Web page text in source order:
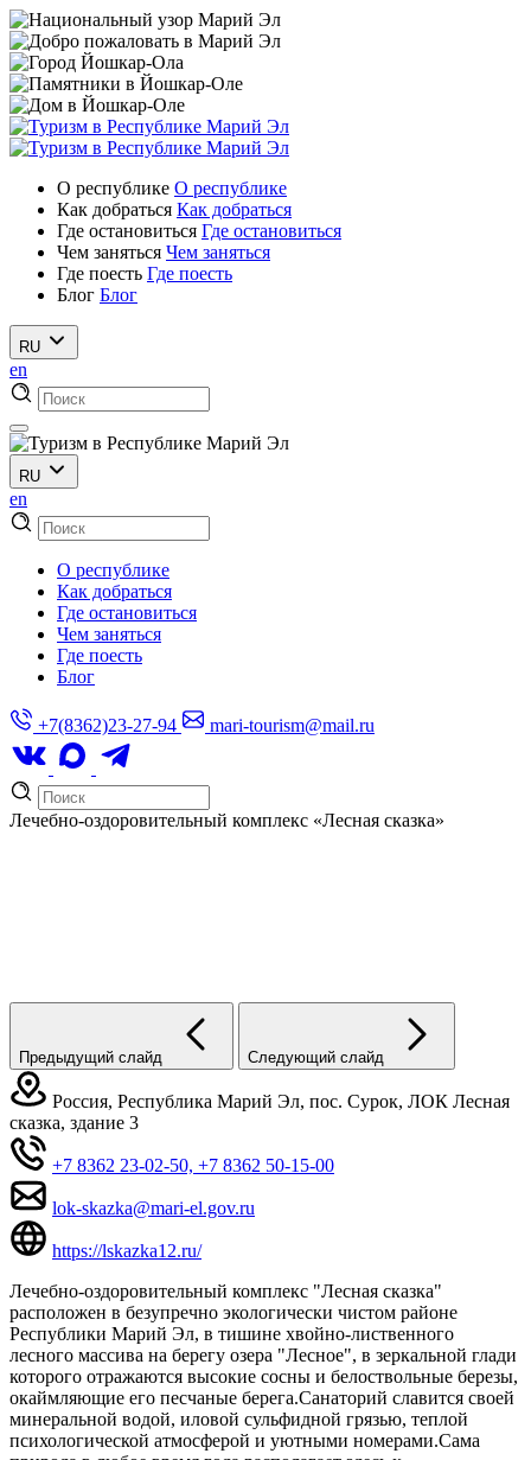
О республике О республике
Как добраться Как добраться
Где остановиться Где остановиться
Чем заняться Чем заняться
Где поесть Где поесть
Блог Блог
RU
en
RU
en
О республике
Как добраться
Где остановиться
Чем заняться
Где поесть
Блог
+7(8362)23-27-94 mari-tourism@mail.ru
Лечебно-оздоровительный комплекс «Лесная сказка»
Предыдущий слайд Следующий слайд
Россия, Республика Марий Эл, пос. Сурок, ЛОК Лесная
сказка, здание 3
+7 8362 23-02-50, +7 8362 50-15-00
lok-skazka@mari-el.gov.ru
https://lskazka12.ru/
Лечебно-оздоровительный комплекс "Лесная сказка"
расположен в безупречно экологически чистом районе
Республики Марий Эл, в тишине хвойно-лиственного
лесного массива на берегу озера "Лесное", в зеркальной глади
которого отражаются высокие сосны и белоствольные березы,
окаймляющие его песчаные берега.Санаторий славится своей
минеральной водой, иловой сульфидной грязью, теплой
психологической атмосферой и уютными номерами.Сама